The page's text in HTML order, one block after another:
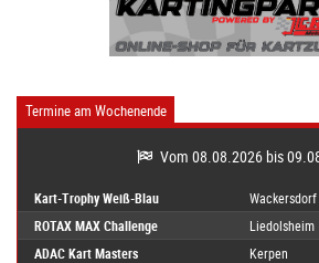
Termine am Wochenende
Vom 08.08.2026 bis
Kart-Trophy Weiß-Blau
ROTAX MAX Challenge
Liedolsheim
ADAC Kart Masters
Kerpen